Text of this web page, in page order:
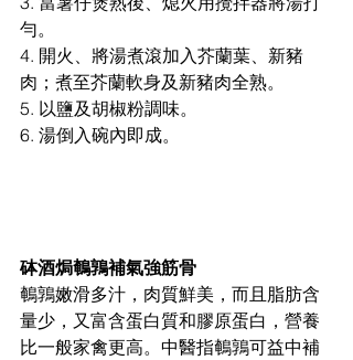
勻。
4. 開火、將湯煮滾加入芥蘭葉、新豬
肉；煮至芥蘭軟身及新豬肉全熟。
5. 以鹽及胡椒粉調味。
6. 湯倒入碗內即成。
砵酒焗鵪鶉補氣強筋骨
鵪鶉嫩滑多汁，肉質鮮美，而且脂肪含
量少，又富含蛋白質和膠原蛋白，營養
比一般家禽更高。中醫指鵪鶉可益中補